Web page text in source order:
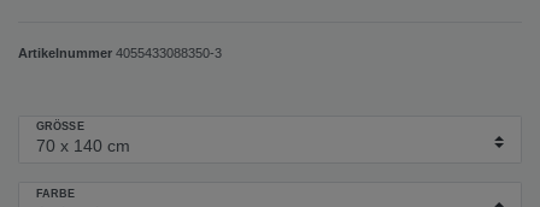
Artikelnummer 4055433088350-3
GRÖSSE
FARBE